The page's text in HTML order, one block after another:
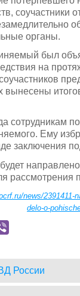
соучастники
органы.
был
на
вынесены
сотрудникам
Ему
заключения
рассмотрения
news/2391411-
delo-o-
России